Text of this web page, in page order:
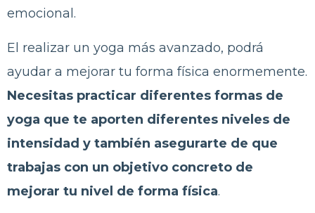
emocional.
El realizar un yoga más avanzado, podrá
ayudar a mejorar tu forma física enormemente.
Necesitas practicar diferentes formas de
yoga que te aporten diferentes niveles de
intensidad y también asegurarte de que
trabajas con un objetivo concreto de
mejorar tu nivel de forma física.